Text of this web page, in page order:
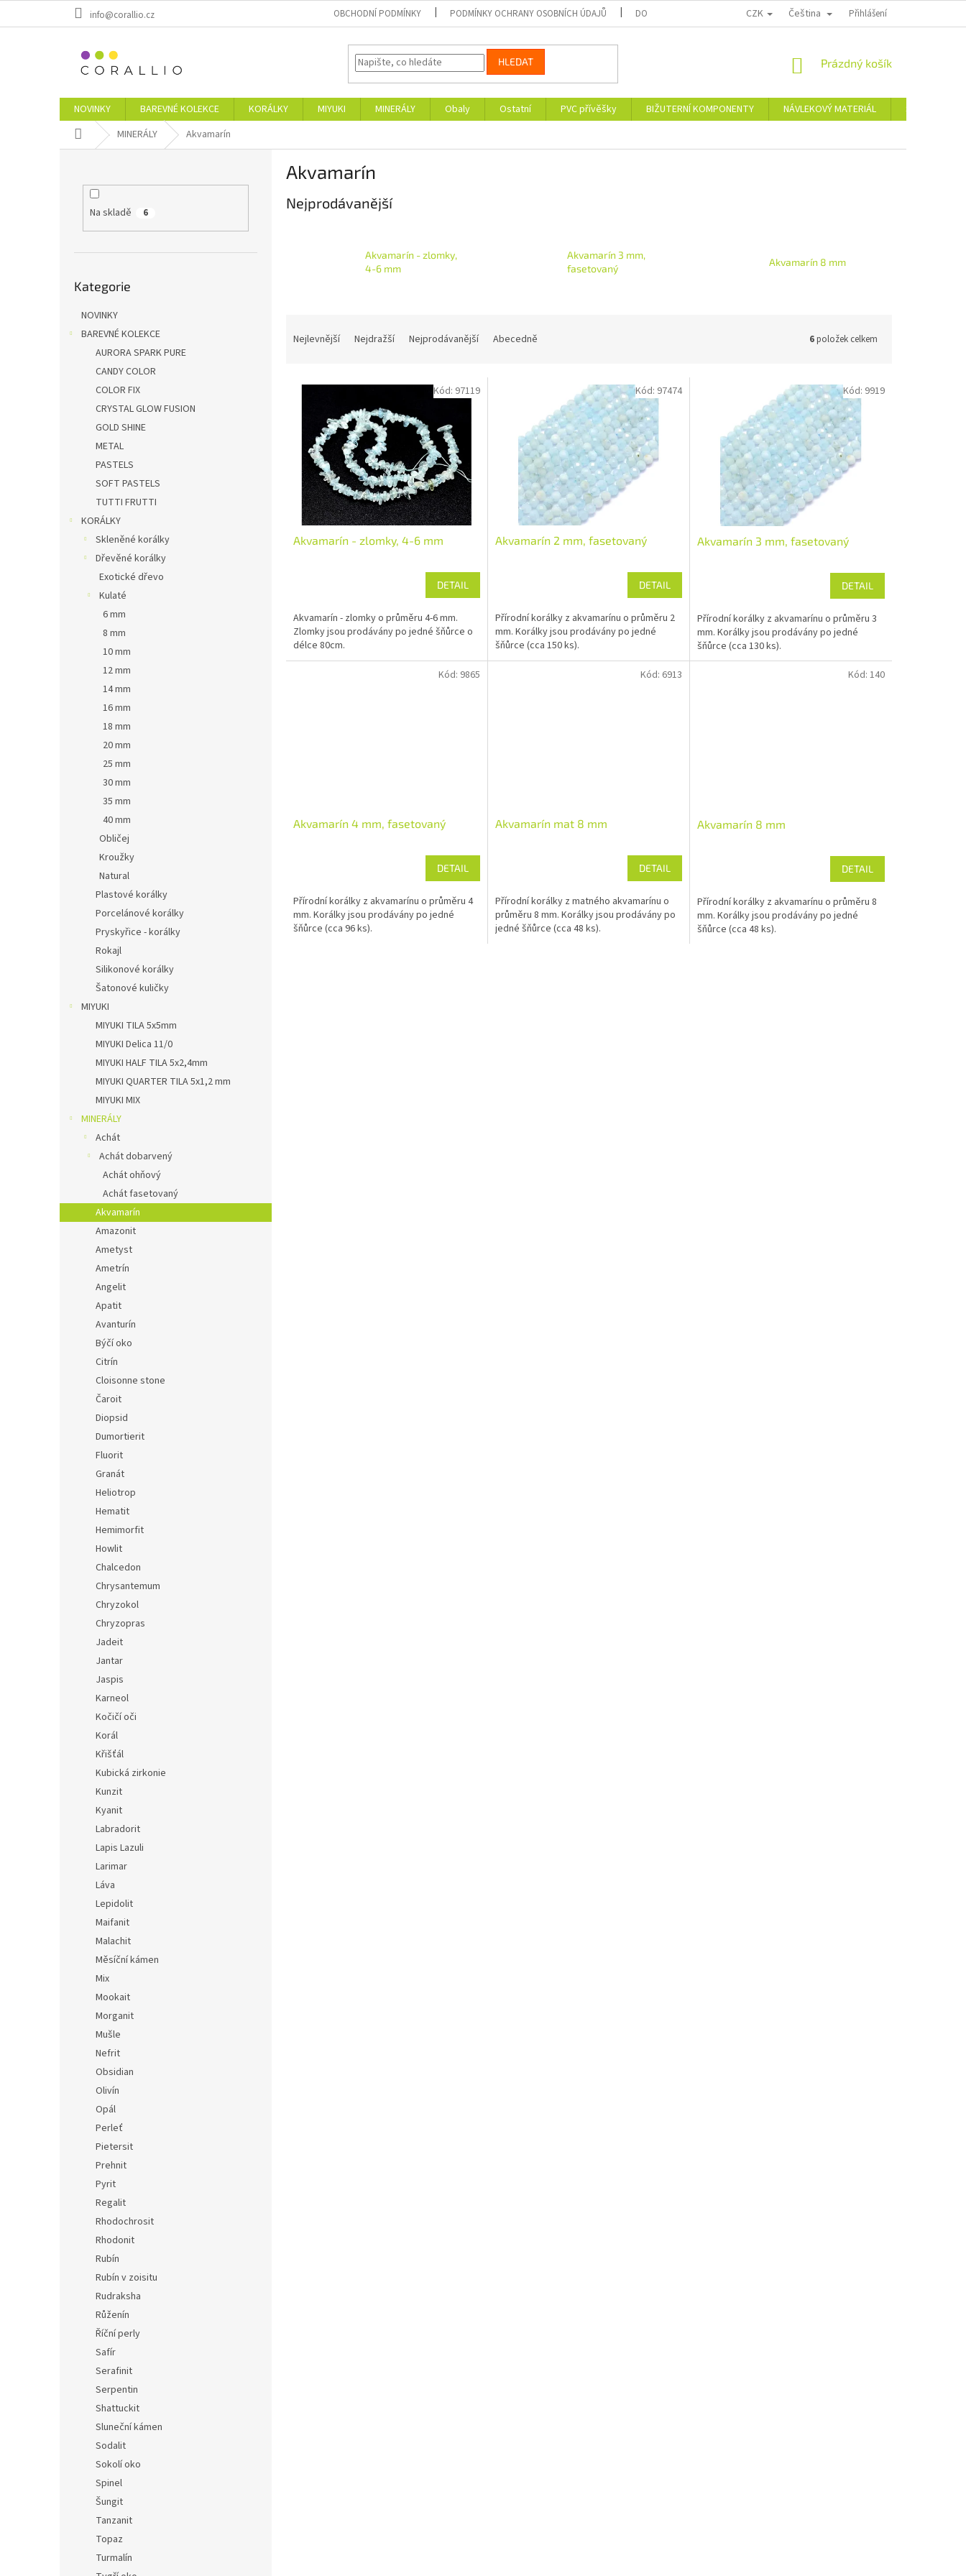
info@corallio.cz OBCHODNÍ PODMÍNKY PODMÍNKY OCHRANY OSOBNÍCH ÚDAJŮ DOPRAVA A PLATBA KONTAKTY REKLAMAČNÍ ŘÁD
CZK Čeština Přihlášení
HLEDAT
NÁKUPNÍ
Prázdný košík
NOVINKY BAREVNÉ KOLEKCE KORÁLKY MIYUKI MINERÁLY Obaly Ostatní PVC přívěšky BIŽUTERNÍ KOMPONENTY NÁVLEKOVÝ MATERIÁL
Skleněné a
Domů MINERÁLY Akvamarín
Na skladě 6
kategorie
Kategorie
NOVINKY
BAREVNÉ KOLEKCE
AURORA SPARK PURE
CANDY COLOR
COLOR FIX
CRYSTAL GLOW FUSION
GOLD SHINE
METAL
PASTELS
SOFT PASTELS
TUTTI FRUTTI
KORÁLKY
Skleněné korálky
Dřevěné korálky
Exotické dřevo
Kulaté
6 mm
8 mm
10 mm
12 mm
14 mm
16 mm
18 mm
20 mm
25 mm
30 mm
35 mm
40 mm
Obličej
Kroužky
Natural
Plastové korálky
Porcelánové korálky
Pryskyřice - korálky
Rokajl
Silikonové korálky
Šatonové kuličky
MIYUKI
MIYUKI TILA 5x5mm
MIYUKI Delica 11/0
MIYUKI HALF TILA 5x2,4mm
MIYUKI QUARTER TILA 5x1,2 mm
MIYUKI MIX
MINERÁLY
Achát
Achát dobarvený
Achát ohňový
Achát fasetovaný
Akvamarín
Amazonit
Ametyst
Ametrín
Angelit
Apatit
Avanturín
Býčí oko
Citrín
Cloisonne stone
Čaroit
Diopsid
Dumortierit
Fluorit
Granát
Heliotrop
Hematit
Hemimorfit
Howlit
Chalcedon
Chrysantemum
Chryzokol
Chryzopras
Jadeit
Jantar
Jaspis
Karneol
Kočičí oči
Korál
Křišťál
Kubická zirkonie
Kunzit
Kyanit
Labradorit
Lapis Lazuli
Larimar
Láva
Lepidolit
Maifanit
Malachit
Měsíční kámen
Mix
Mookait
Morganit
Mušle
Nefrit
Obsidian
Olivín
Opál
Perleť
Pietersit
Prehnit
Pyrit
Regalit
Rhodochrosit
Rhodonit
Rubín
Rubín v zoisitu
Rudraksha
Růženín
Říční perly
Safír
Serafinit
Serpentin
Shattuckit
Sluneční kámen
Sodalit
Sokolí oko
Spinel
Šungit
Tanzanit
Topaz
Turmalín
Akvamarín
Nejprodávanější
Akvamarín - zlomky,
4-6 mm
Akvamarín 3 mm,
fasetovaný
Akvamarín 8 mm
Nejlevnější Nejdražší Nejprodávanější Abecedně 6položek celkem
Akvamarín - zlomky, 4-6 mm
DETAIL
Akvamarín - zlomky o průměru 4-6 mm.
Zlomky jsou prodávány po jedné šňůrce o
délce 80cm.
Kód: 97119
Akvamarín 2 mm, fasetovaný
DETAIL
Přírodní korálky z akvamarínu o průměru 2
mm. Korálky jsou prodávány po jedné
šňůrce (cca 150 ks).
Kód: 97474
Akvamarín 3 mm, fasetovaný
DETAIL
Přírodní korálky z akvamarínu o průměru 3
mm. Korálky jsou prodávány po jedné
šňůrce (cca 130 ks).
Kód: 9919
Akvamarín 4 mm, fasetovaný
DETAIL
Přírodní korálky z akvamarínu o průměru 4
mm. Korálky jsou prodávány po jedné
šňůrce (cca 96 ks).
Kód: 9865
Akvamarín mat 8 mm
DETAIL
Přírodní korálky z matného akvamarínu o
průměru 8 mm. Korálky jsou prodávány po
jedné šňůrce (cca 48 ks).
Kód: 6913
Akvamarín 8 mm
DETAIL
Přírodní korálky z akvamarínu o průměru 8
mm. Korálky jsou prodávány po jedné
šňůrce (cca 48 ks).
Kód: 140